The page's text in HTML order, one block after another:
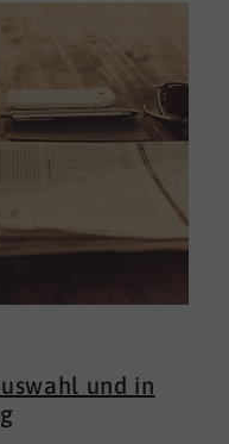
und in